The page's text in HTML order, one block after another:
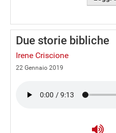
Due storie bibliche
Irene Criscione
22 Gennaio 2019